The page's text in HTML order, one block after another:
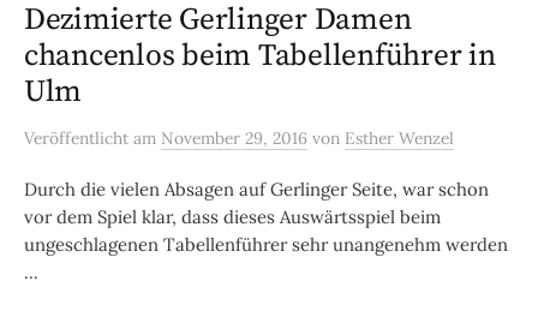
Dezimierte Gerlinger Damen
chancenlos beim Tabellenführer in
Ulm
Veröffentlicht am November 29, 2016 von Esther Wenzel
Durch die vielen Absagen auf Gerlinger Seite, war schon
vor dem Spiel klar, dass dieses Auswärtsspiel beim
ungeschlagenen Tabellenführer sehr unangenehm werden
...